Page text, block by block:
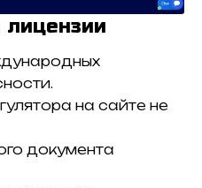
лицензии
на сайте не
документа